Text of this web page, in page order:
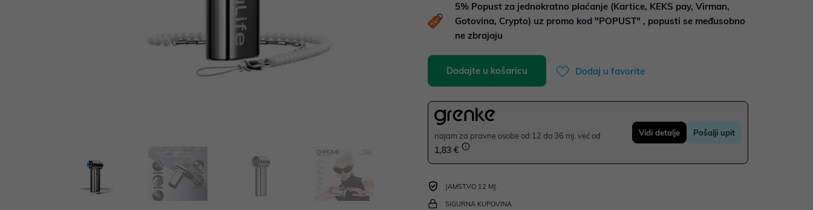
5% Popust za jednokratno plaćanje (Kartice, KEKS pay, Virman,
Gotovina, Crypto) uz promo kod "POPUST" , popusti se međusobno
ne zbrajaju
Dodajte u košaricu Dodaj u favorite
najam za pravne osobe od 12 do 36 mj. već od
1,83 €
Vidi detalje Pošalji upit
JAMSTVO 12 MJ.
SIGURNA KUPOVINA